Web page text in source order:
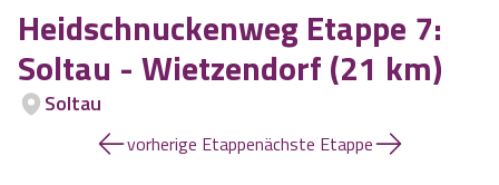
Heidschnuckenweg
Etappen
Heidschnuckenweg Etappe 7:
Soltau - Wietzendorf (21 km)
Soltau
vorherige Etappenächste Etappe